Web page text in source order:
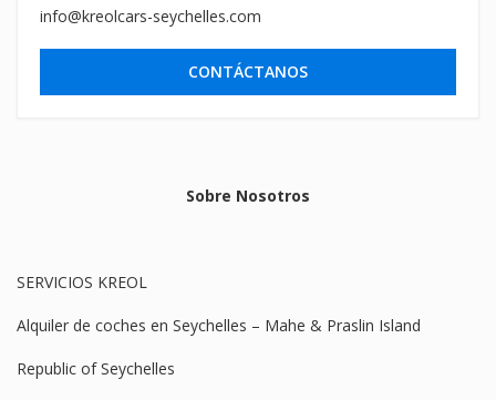
info@kreolcars-seychelles.com
CONTÁCTANOS
Sobre Nosotros
SERVICIOS KREOL
Alquiler de coches en Seychelles – Mahe & Praslin Island
Republic of Seychelles